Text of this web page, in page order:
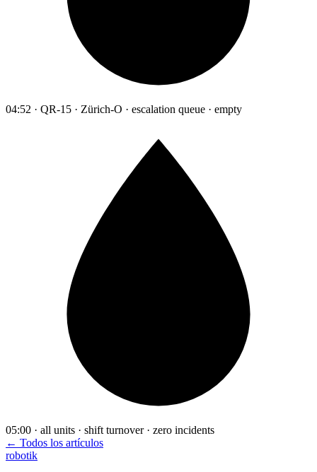
04:52 · QR-15 · Zürich-O · escalation queue · empty
05:00 · all units · shift turnover · zero incidents
← Todos los artículos
robotik